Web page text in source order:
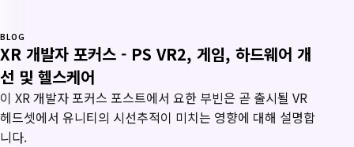
BLOG
XR 개발자 포커스 - PS VR2, 게임, 하드웨어 개
선 및 헬스케어
이 XR 개발자 포커스 포스트에서 요한 부빈은 곧 출시될 VR
헤드셋에서 유니티의 시선추적이 미치는 영향에 대해 설명합
니다.